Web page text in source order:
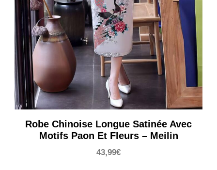
Robe Chinoise Longue Satinée Avec
Motifs Paon Et Fleurs – Meilin
43,99€